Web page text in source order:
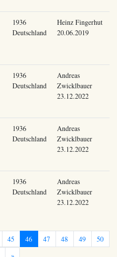
1936
Deutschland
Heinz Fingerhut
20.06.2019
1936
Deutschland
Andreas
Zwicklbauer
23.12.2022
1936
Deutschland
Andreas
Zwicklbauer
23.12.2022
1936
Deutschland
Andreas
Zwicklbauer
23.12.2022
45 46 47 48 49
50
»